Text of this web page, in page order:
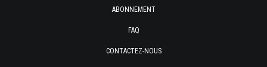
ABONNEMENT
FAQ
CONTACTEZ-NOUS